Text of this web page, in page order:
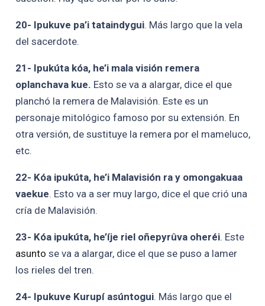
20- Ipukuve pa’i tataindygui. Más largo que la vela
del sacerdote.
21- Ipukúta kóa, he’i mala visión remera
oplanchava kue. Esto se va a alargar, dice el que
planchó la remera de Malavisión. Este es un
personaje mitológico famoso por su extensión. En
otra versión, de sustituye la remera por el mameluco,
etc.
22- Kóa ipukúta, he’i Malavisión ra y omongakuaa
vaekue. Esto va a ser muy largo, dice el que crió una
cría de Malavisión.
23- Kóa ipukúta, he’íje riel oñepyrûva oheréi. Este
asunto se va a alargar, dice el que se puso a lamer
los rieles del tren.
24- Ipukuve Kurupí asúntogui. Más largo que el